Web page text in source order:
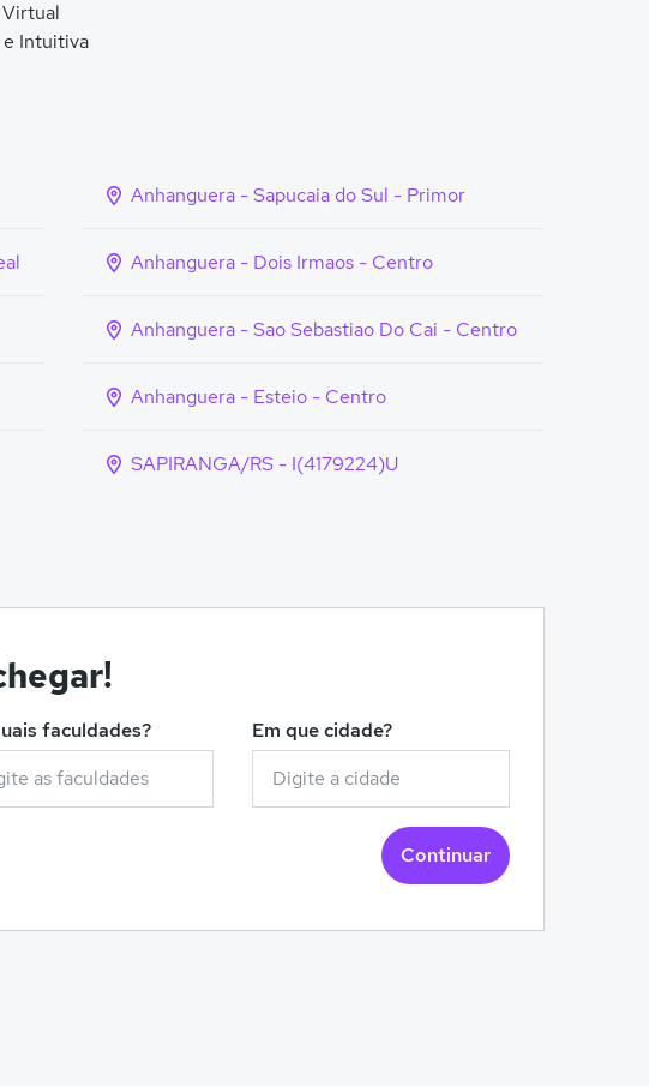
e Intuitiva
Anhanguera - Sapucaia do Sul - Primor
Anhanguera - Dois Irmaos - Centro
Anhanguera - Sao Sebastiao Do Cai - Centro
Anhanguera - Esteio - Centro
SAPIRANGA/RS - I(4179224)U
faculdades? Em que cidade?
Continuar